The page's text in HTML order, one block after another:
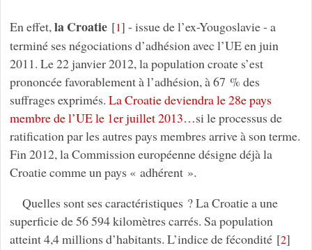
En effet,la Croatie[1] - issue de l’ex-Yougoslavie - a
terminé ses négociations d’adhésion avec l’UE en juin
2011. Le 22 janvier 2012, la population croate s’est
prononcée favorablement à l’adhésion, à 67 % des
suffrages exprimés. La Croatie deviendra le 28e pays
membre de l’UE le 1er juillet 2013…si le processus de
ratification par les autres pays membres arrive à son terme.
Fin 2012, la Commission européenne désigne déjà la
Croatie comme un pays « adhérent ».
Quelles sont ses caractéristiques ? La Croatie a une
superficie de 56 594 kilomètres carrés. Sa population
atteint 4,4 millions d’habitants. L’indice de fécondité[2]